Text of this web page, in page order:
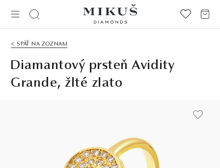
< SPÄŤ NA ZOZNAM
Diamantový prsteň Avidity
Grande, žlté zlato